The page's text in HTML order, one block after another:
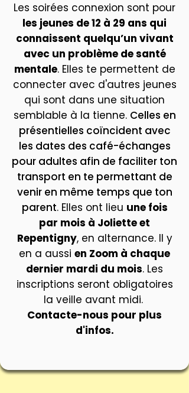
Les soirées connexion sont pour
les jeunes de 12 à 29 ans qui
connaissent quelqu’un vivant
avec un problème de santé
mentale. Elles te permettent de
connecter avec d'autres jeunes
qui sont dans une situation
semblable à la tienne. Celles en
présentielles coïncident avec
les dates des café-échanges
pour adultes afin de faciliter ton
transport en te permettant de
venir en même temps que ton
parent. Elles ont lieu une fois
par mois à Joliette et
Repentigny, en alternance. Il y
en a aussi en Zoom à chaque
dernier mardi du mois. Les
inscriptions seront obligatoires
la veille avant midi.
Contacte-nous pour plus
d'infos.